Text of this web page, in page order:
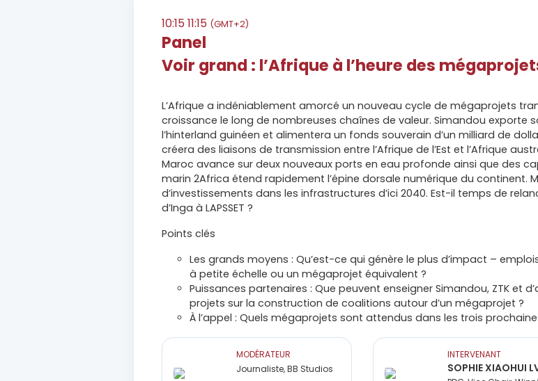
10:1511:15 (GMT+2)
Panel
Voir grand : l’Afrique à l’heure des
L’Afrique a indéniablement amorcé un nouveau cycle de mégaprojets
croissance le long de nombreuses chaînes de valeur. Simandou exporte
l’hinterland guinéen et alimentera un fonds souverain d’un milliard de
créera des liaisons de transmission entre l’Afrique de l’Est et l’Afrique
Maroc avance sur deux nouveaux ports en eau profonde ainsi que des
marin 2Africa étend rapidement l’épine dorsale numérique du continent.
d’investissements dans les infrastructures d’ici 2040. Est-il temps de
d’Inga à LAPSSET ?
Points clés
Les grands moyens : Qu’est-ce qui génère le plus d’impact –
à petite échelle ou un mégaprojet équivalent ?
Puissances partenaires : Que peuvent enseigner Simandou, ZTK et
projets sur la construction de coalitions autour d’un mégaprojet ?
À l’appel : Quels mégaprojets sont attendus dans les trois
MODÉRATEUR
Journaliste, BB Studios
INTERVENANT
SOPHIE XIAOHUI